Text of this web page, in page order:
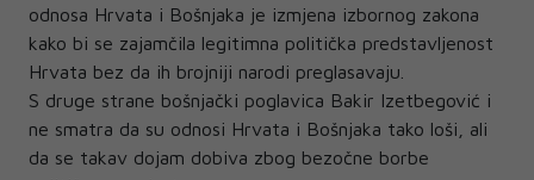
odnosa Hrvata i Bošnjaka je izmjena izbornog zakona
kako bi se zajamčila legitimna politička predstavljenost
Hrvata bez da ih brojniji narodi preglasavaju.
S druge strane bošnjački poglavica Bakir Izetbegović i
ne smatra da su odnosi Hrvata i Bošnjaka tako loši, ali
da se takav dojam dobiva zbog bezočne borbe